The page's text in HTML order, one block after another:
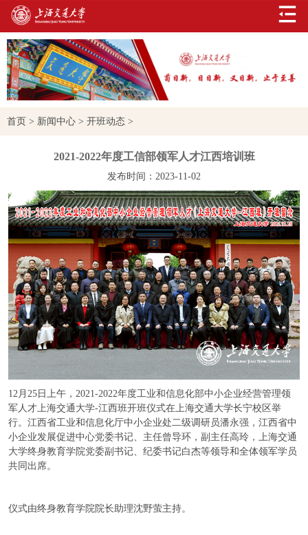
首页 > 新闻中心 > 开班动态 >
2021-2022年度工信部领军人才江西培训班
发布时间：2023-11-02
12月25日上午，2021-2022年度工业和信息化部中小企业经营管理领
军人才上海交通大学-江西班开班仪式在上海交通大学长宁校区举
行。江西省工业和信息化厅中小企业处二级调研员潘永强，江西省中
小企业发展促进中心党委书记、主任曾导环，副主任高玲，上海交通
大学终身教育学院党委副书记、纪委书记白杰等领导和全体领军学员
共同出席。
仪式由终身教育学院院长助理沈野萤主持。